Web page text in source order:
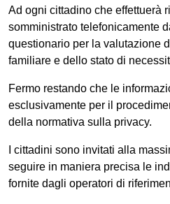
Ad ogni cittadino che effettuerà
somministrato telefonicamente
questionario per la valutazione
familiare e dello stato di
Fermo restando che le
esclusivamente per il
della normativa sulla privacy.
I cittadini sono invitati alla
seguire in maniera precisa le
fornite dagli operatori di